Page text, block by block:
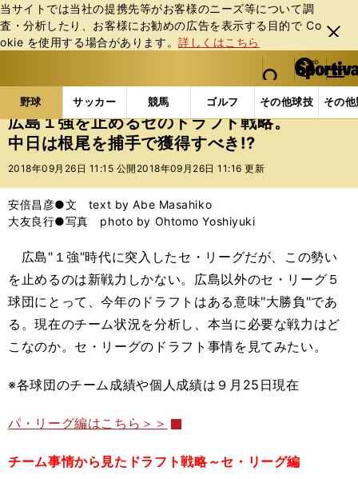
当サイトでは当社の提携先等がお客様のニーズ等について調
査・分析したり、お客様にお勧めの広告を表⽰する⽬的で Co
okie を使⽤する場合があります。詳しくはこちら
閉じ
る
web Sportiva (webスポルティーバ)
検索
マイペ
ー
ジ
メニュ
野球 サッカー 競馬 ゴルフ その他球技 その
b
ス
ポ
ル
バ
野球の記事一覧 プロ野球 広島１強を止めるセのド
広島１強を止めるセのドラフト戦略。
中日は根尾を捕手で獲得すべき!?
2018年09月26日 11:15 公開 2018年09月26日 11:16 更新
安倍昌彦●文 text by Abe Masahiko
大友良行●写真 photo by Ohtomo Yoshiyuki
広島"１強"時代に突入したセ・リーグだが、この勢い
を止めるのは新戦力しかない。広島以外のセ・リーグ５
球団にとって、今年のドラフトはある意味"大勝負"であ
る。現在のチーム状況を分析し、本当に必要な戦力はど
こなのか。セ・リーグのドラフト事情を見てみたい。
※各球団のチーム成績や個人成績は９月 25 日現在
パ・リーグ編はこちら＞＞
チーム事情から見たドラフト戦略～セ・リーグ編